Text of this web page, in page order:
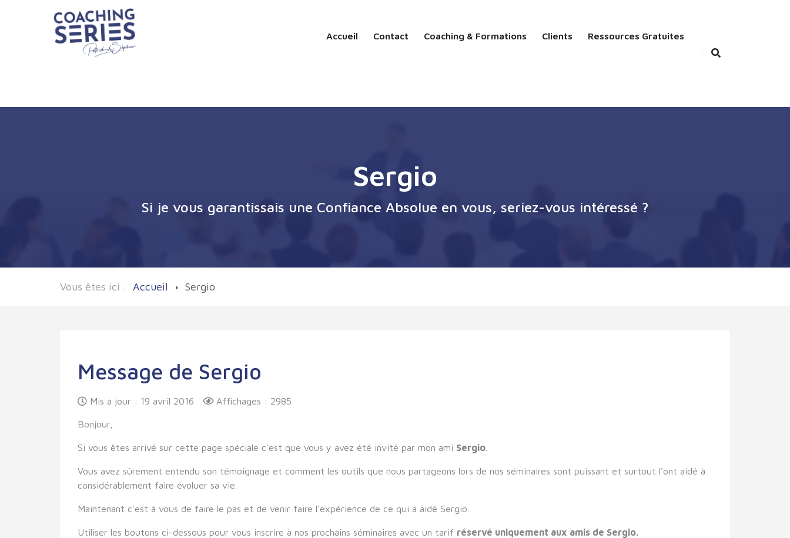
Accueil Contact Coaching & Formations Clients Ressources Gratuites
Sergio
Si je vous garantissais une Confiance Absolue en vous, seriez-vous intéressé ?
Vous êtes ici : Accueil Sergio
Message de Sergio
Mis à jour : 19 avril 2016 Affichages : 2985
Bonjour,
Si vous êtes arrivé sur cette page spéciale c'est que vous y avez été invité par mon ami Sergio
Vous avez sûrement entendu son témoignage et comment les outils que nous partageons lors de nos séminaires sont puissant et surtout l'ont aidé à
considérablement faire évoluer sa vie.
Maintenant c'est à vous de faire le pas et de venir faire l'expérience de ce qui a aidé Sergio.
Utiliser les boutons ci-dessous pour vous inscrire à nos prochains séminaires avec un tarif réservé uniquement aux amis de Sergio.